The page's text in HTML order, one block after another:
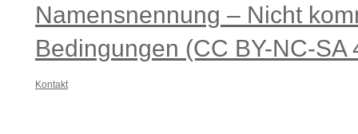
Namensnennung – Nicht
Bedingungen (CC BY-NC-SA
Kontakt